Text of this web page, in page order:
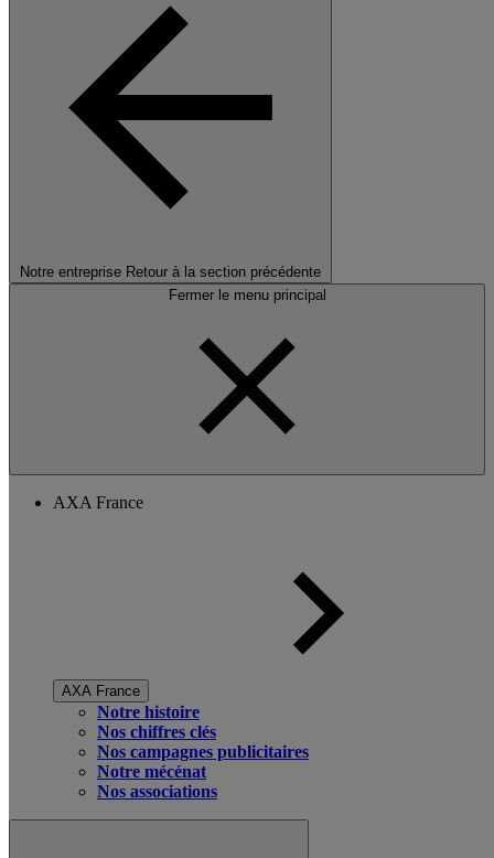
Notre entreprise Retour à la section précédente
Fermer le menu principal
AXA France
AXA France
Notre histoire
Nos chiffres clés
Nos campagnes publicitaires
Notre mécénat
Nos associations